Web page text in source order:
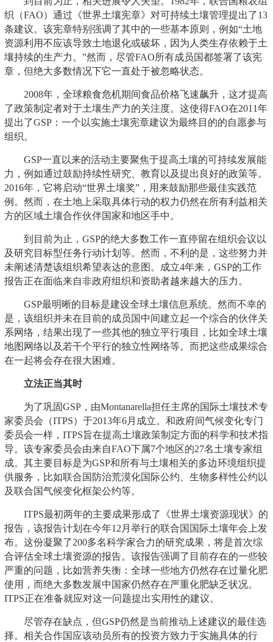
织（FAO）通过《世界土壤宪章》对可持续土壤管理提出了13
条建议。该宪章特别强调了其中的一些基本原则，例如“土地
资源利用不应该导致土地退化或破坏，因为人类生存依赖于土
壤持续的生产力。”然而，尽管FAO所有成员国都签署了该宪
章，但绝大多数情况下它一直处于被忽略状态。
2008年，全球粮食危机期间食品价格飞速飙升，这才提高
了政策制定者对于土壤生产力的关注度。这使得FAO在2011年
提出了GSP：一个以实施土壤宪章建议为最终目的的自愿参与
组织。
GSP一直以来的活动主要聚焦于提高土壤的可持续发展能
力，例如通过鼓励持续性研究、教育以及提出良好的政策等。
2016年，它将启动“世界土壤奖”，用来鼓励那些最佳实践范
例。然而，在土地上采取具体行动的权力仍然在所有利益相关
方的区域土壤合作伙伴国家和地区手中。
到目前为止，GSP的绝大多数工作一直停留在组织会议以
及研究目标型任务行动计划等。然而，不利的是，这些努力并
未阐述清楚该组织希望表达的意图。成立4年来，GSP的工作
报告正在面临来自非政府组织和资助者越来越大的压力。
GSP最明晰的目标是建设全球土壤信息系统。然而不幸的
是，该组织并未在目前的成员国中间建立起一个综合的伙伴关
系网络，结果出现了一些其他的独立平行项目，比如全球土壤
地图网络以及若干个平行的独立性网络等。而把这些成果综合
在一起将会存在很大困难。
立法正当其时
为了巩固GSP，由Montanarella担任主席的国际土壤技术专
家委员会（ITPS）于2013年6月成立。和政府间气候变化专门
委员会一样，ITPS旨在提高土壤政策制定方面的科学和技术指
导。该专家委员会由来自FAO下属7个地区的27名土壤专家组
成。其主要目标是为GSP和所有与土壤相关的多边环境组织提
供服务，比如联合国防治荒漠化国际公约、生物多样性公约以
及联合国气候变化框架公约等。
ITPS最初两年的主要成果形成了《世界土壤资源现状》的
报告，该报告计划在今年12月举行的联合国国际土壤年会上发
布。这份凝聚了200多名科学家合力的研究成果，将是首次综
合评估全球土壤资源的报告。该报告强调了目前存在的一些较
严重的问题，比如营养失衡：全球一些地方仍然存在过量化肥
使用，而绝大多数发展中国家仍然存在严重化肥缺乏状况。
ITPS正在准备就应对这一问题提出实用性的建议。
尽管存在缺点，但GSP仍然是当前推动上述建议的最佳选
择。相关合作国应该动员所有的投资方致力于实施具体的行